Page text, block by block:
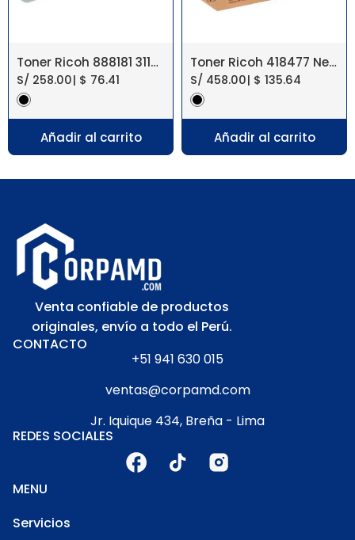
Toner Ricoh 888181 3110D Aficio 2035, 2045
S/ 258.00| $ 76.41
Añadir al carrito
Toner Ricoh 418477 Negro IM 600, IM 550, P 800
S/ 458.00| $ 135.64
Añadir al carrito
Venta confiable de productos
originales, envío a todo el Perú.
CONTACTO
+51 941 630 015
ventas@corpamd.com
Jr. Iquique 434, Breña - Lima
REDES SOCIALES
MENU
Servicios